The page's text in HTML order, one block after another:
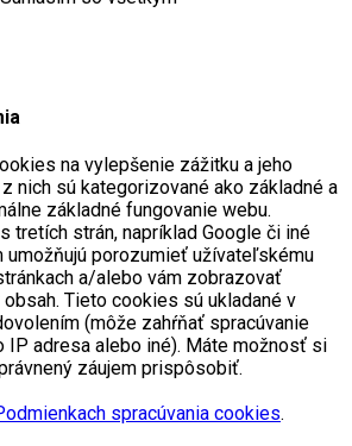
na vylepšenie zážitku a jeho
nich sú kategorizované ako základné a
základné fungovanie webu.
tretích strán, napríklad Google či iné
umožňujú porozumieť užívateľskému
a/alebo vám zobrazovať
Tieto cookies sú ukladané v
(môže zahŕňať spracúvanie
IP adresa alebo iné). Máte možnosť si
záujem prispôsobiť.
spracúvania cookies.